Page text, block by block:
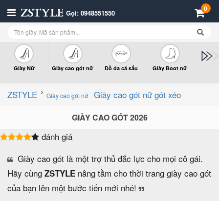
Gọi: 0948551550 0
Giày Nữ Giày cao gót nữ Đồ da cá sấu Giày Boot nữ
ZSTYLE Giày cao gót nữ Giày cao gót nữ gót xéo
GIÀY CAO GÓT 2026
đánh giá
Giày cao gót là một trợ thủ đắc lực cho mọi cô gái.
Hãy cùng ZSTYLE nâng tầm cho thời trang giày cao gót
của bạn lên một bước tiến mới nhé!